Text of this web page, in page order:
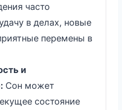
часто
в делах, новые
перемены в
и
Сон может
состояние